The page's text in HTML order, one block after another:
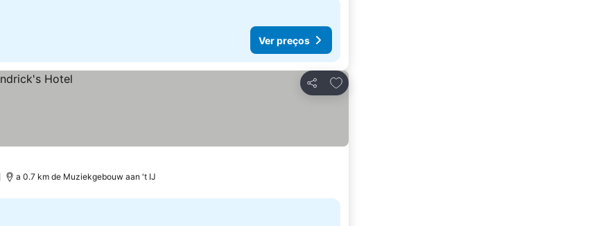
Ver preços
Partilhar
Adicionar aos favoritos
a 0.7 km de Muziekgebouw aan 't IJ